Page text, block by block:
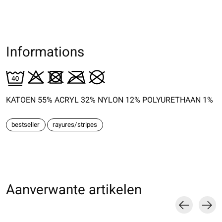
Informations
KATOEN 55% ACRYL 32% NYLON 12% POLYURETHAAN 1%
bestseller rayures/stripes
Aanverwante artikelen